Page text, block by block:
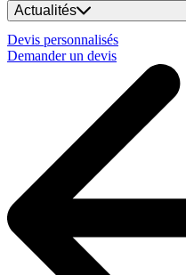
Actualités
Devis personnalisés
Demander un devis